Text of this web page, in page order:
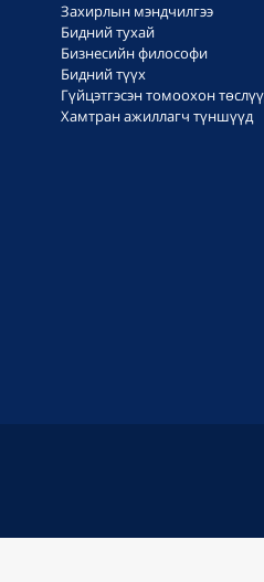
Захирлын мэндчилгээ
Бидний тухай
Бизнесийн философи
Бидний түүх
Гүйцэтгэсэн томоохон
Хамтран ажиллагч түншүүд